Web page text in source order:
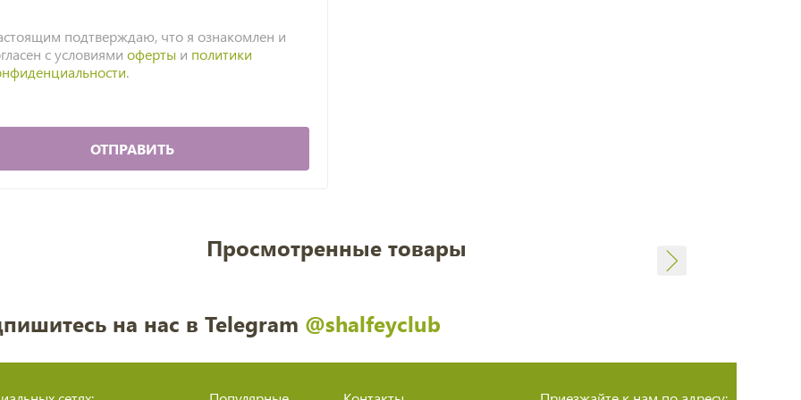
подтверждаю, что я ознакомлен и
с условиями оферты и политики
.
ОТПРАВИТЬ
Просмотренные товары
на нас в Telegram @shalfeyclub